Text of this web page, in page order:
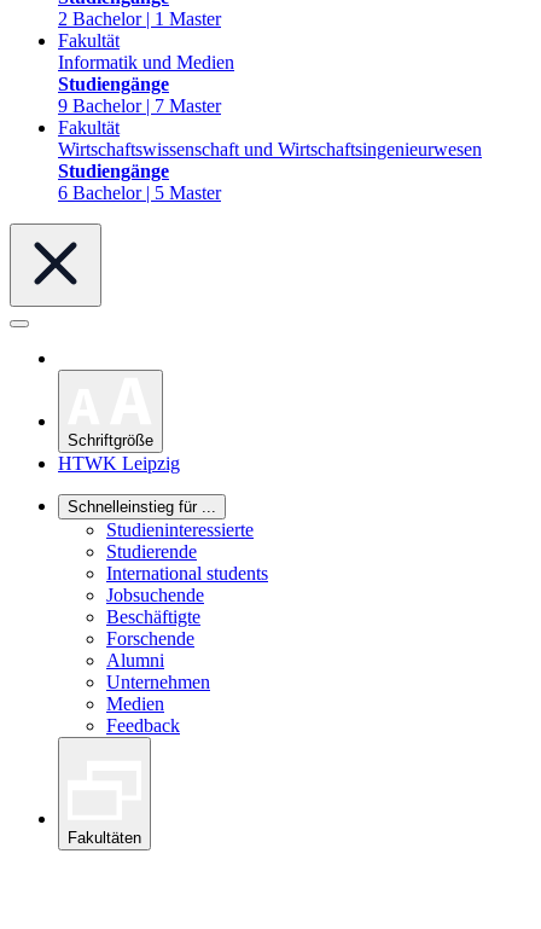
2 Bachelor | 1 Master
Fakultät
Informatik und Medien
Studiengänge
9 Bachelor | 7 Master
Fakultät
Wirtschaftswissenschaft und Wirtschaftsingenieurwesen
Studiengänge
6 Bachelor | 5 Master
Schriftgröße
HTWK Leipzig
Schnelleinstieg für ...
Studieninteressierte
Studierende
International students
Jobsuchende
Beschäftigte
Forschende
Alumni
Unternehmen
Medien
Feedback
Fakultäten